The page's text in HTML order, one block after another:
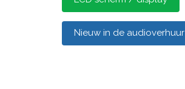
Nieuw in de audioverhuur